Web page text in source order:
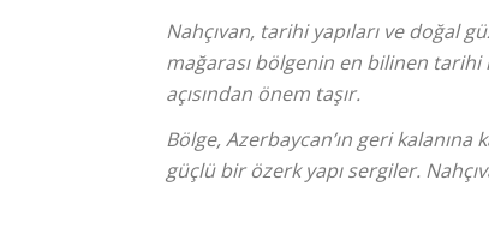
Nahçıvan, tarihi yapıları ve doğal
mağarası bölgenin en bilinen tarihi
açısından önem taşır.
Bölge, Azerbaycan’ın geri
güçlü bir özerk yapı sergiler.